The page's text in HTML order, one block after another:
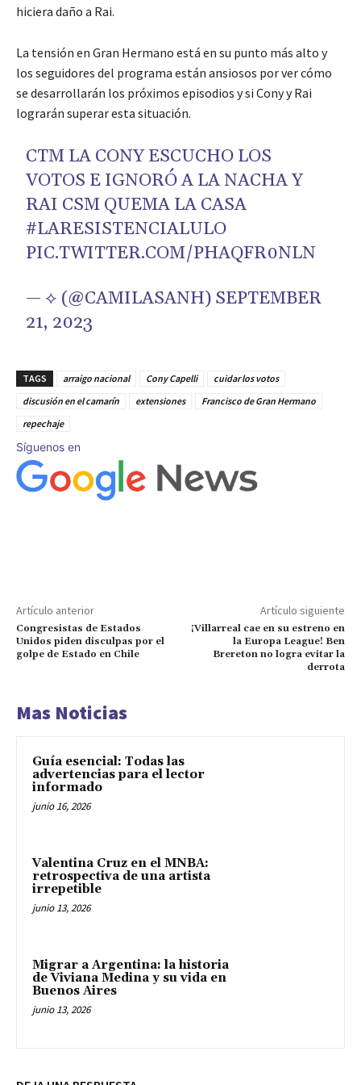
hiciera daño a Rai.
La tensión en Gran Hermano está en su punto más alto y
los seguidores del programa están ansiosos por ver cómo
se desarrollarán los próximos episodios y si Cony y Rai
lograrán superar esta situación.
CTM LA CONY ESCUCHO LOS
VOTOS E IGNORÓ A LA NACHA Y
RAI CSM QUEMA LA CASA
#LARESISTENCIALULO
PIC.TWITTER.COM/PHAQFR0NLN
— ⟡ (@CAMILASANH) SEPTEMBER
21, 2023
TAGS arraigo nacional Cony Capelli
cuidar los votos
discusión en el camarín
extensiones
Francisco de Gran Hermano
repechaje
Síguenos en
Artículo anterior
Congresistas de Estados
Unidos piden disculpas por el
golpe de Estado en Chile
Artículo siguiente
¡Villarreal cae en su estreno en
la Europa League! Ben
Brereton no logra evitar la
derrota
Mas Noticias
Guía esencial: Todas las
advertencias para el lector
informado
junio 16, 2026
Valentina Cruz en el MNBA:
retrospectiva de una artista
irrepetible
junio 13, 2026
Migrar a Argentina: la historia
de Viviana Medina y su vida en
Buenos Aires
junio 13, 2026